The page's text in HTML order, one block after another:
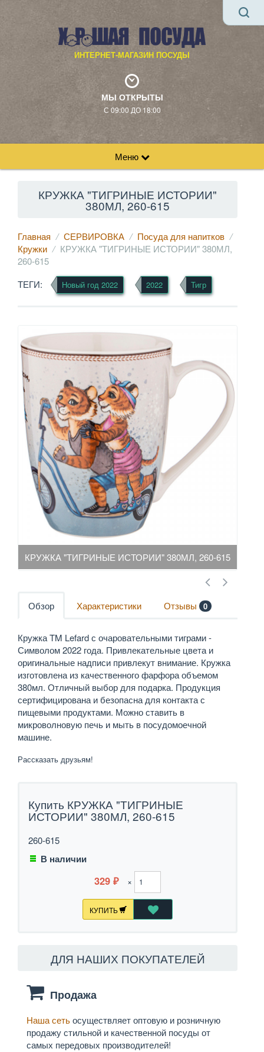
ИНТЕРНЕТ-МАГАЗИН ПОСУДЫ
МЫ ОТКРЫТЫ
С 09:00 ДО 18:00
Меню
КРУЖКА "ТИГРИНЫЕ ИСТОРИИ"
380МЛ, 260-615
Главная СЕРВИРОВКА
Посуда для напитков
Кружки
КРУЖКА "ТИГРИНЫЕ ИСТОРИИ" 380МЛ,
260-615
ТЕГИ:
Новый год 2022 2022 Тигр
КРУЖКА "ТИГРИНЫЕ ИСТОРИИ" 380МЛ, 260-615
Обзор Характеристики Отзывы 0
Кружка TM Lefard с очаровательными тиграми -
Символом 2022 года. Привлекательные цвета и
оригинальные надписи привлекут внимание. Кружка
изготовлена из качественного фарфора объемом
380мл. Отличный выбор для подарка. Продукция
сертифицирована и безопасна для контакта с
пищевыми продуктами. Можно ставить в
микроволновую печь и мыть в посудомоечной
машине.
Рассказать друзьям!
Купить КРУЖКА "ТИГРИНЫЕ
ИСТОРИИ" 380МЛ, 260-615
260-615
В наличии
329 ₽ ×
КУПИТЬ
ДЛЯ НАШИХ ПОКУПАТЕЛЕЙ
Продажа
Наша сетьосуществляет оптовую и розничную
продажу стильной и качественной посуды от
самых передовых производителей!